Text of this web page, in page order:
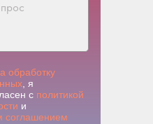
обработку
, я
с политикой
и
соглашением